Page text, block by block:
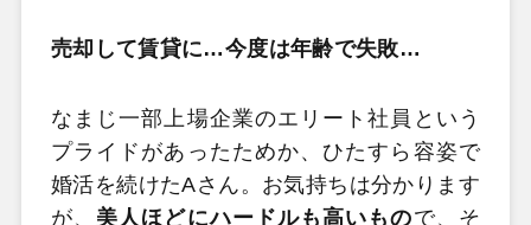
売却して賃貸に…今度は年齢で失敗…
なまじ一部上場企業のエリート社員という
プライドがあったためか、ひたすら容姿で
婚活を続けたAさん。お気持ちは分かります
が、 美人ほどにハードルも高いもので、そ